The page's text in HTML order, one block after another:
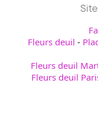
Fleurs deuil -
Fleurs deuil
Fleurs deuil